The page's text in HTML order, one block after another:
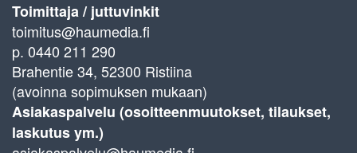
Toimittaja / juttuvinkit
toimitus@haumedia.fi
p. 0440 211 290
Brahentie 34, 52300 Ristiina
(avoinna sopimuksen mukaan)
Asiakaspalvelu (osoitteenmuutokset, tilaukset,
laskutus ym.)